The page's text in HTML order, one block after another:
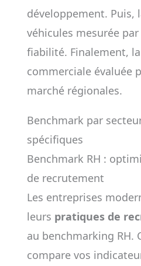
développement. Puis,
véhicules mesurée
fiabilité. Finalement,
commerciale évaluée
marché régionales.
Benchmark par
spécifiques
Benchmark RH :
de recrutement
Les entreprises
leurs pratiques de
au benchmarking RH.
compare vos